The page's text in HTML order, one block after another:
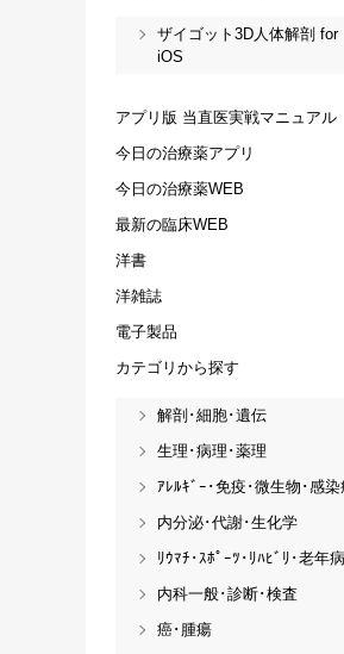
ザイゴット3D人体解剖 for
iOS
アプリ版 当直医実戦マニュアル
今日の治療薬アプリ
今日の治療薬WEB
最新の臨床WEB
洋書
洋雑誌
電子製品
カテゴリから探す
解剖･細胞･遺伝
生理･病理･薬理
ｱﾚﾙｷﾞｰ･免疫･微生物･感染
内分泌･代謝･生化学
ﾘｳﾏﾁ･ｽﾎﾟｰﾂ･ﾘﾊﾋﾞﾘ･老年病
内科一般･診断･検査
癌･腫瘍